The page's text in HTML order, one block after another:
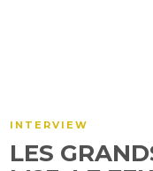
INTERVIEW
LES